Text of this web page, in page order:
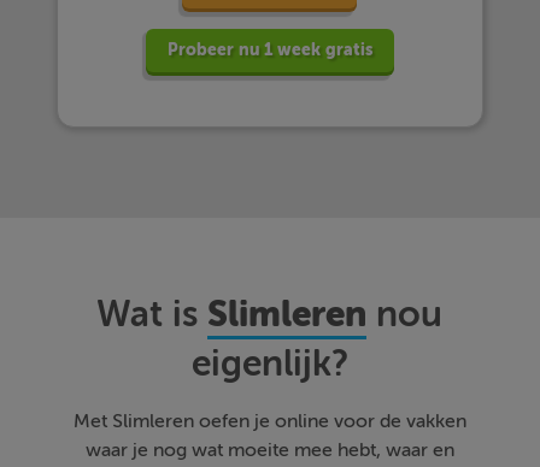
Probeer nu 1 week gratis
Wat is Slimleren nou
eigenlijk?
Met Slimleren oefen je online voor de vakken
waar je nog wat moeite mee hebt, waar en